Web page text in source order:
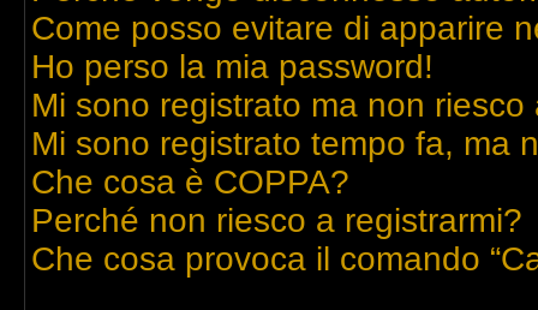
Come posso evitare di apparire
Ho perso la mia password!
Mi sono registrato ma non riesco
Mi sono registrato tempo fa, ma
Che cosa è COPPA?
Perché non riesco a registrarmi?
Che cosa provoca il comando